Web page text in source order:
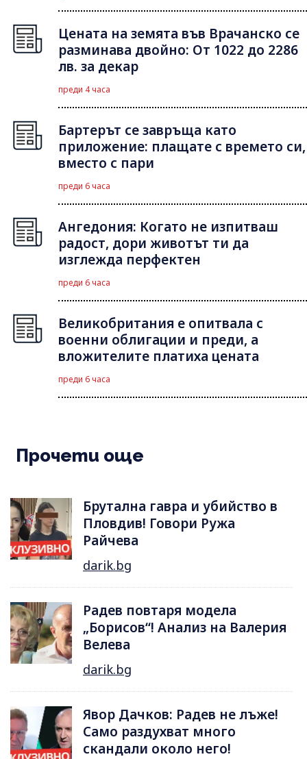
Цената на земята във Врачанско се
разминава двойно: От 1022 до 2286
лв. за декар
преди 4 часа
Бартерът се завръща като
приложение: плащате с времето си,
вместо с пари
преди 6 часа
Ангедония: Когато не изпитваш
радост, дори животът ти да
изглежда перфектен
преди 6 часа
Великобритания е опитвала с
военни облигации и преди, а
вложителите платиха цената
преди 6 часа
Прочети още
Брутална гавра и убийство в
Пловдив! Говори Ружа
Райчева
darik.bg
Радев повтаря модела
„Борисов“! Анализ на Валерия
Велева
darik.bg
Явор Дачков: Радев не лъже!
Само раздухват много
скандали около него!